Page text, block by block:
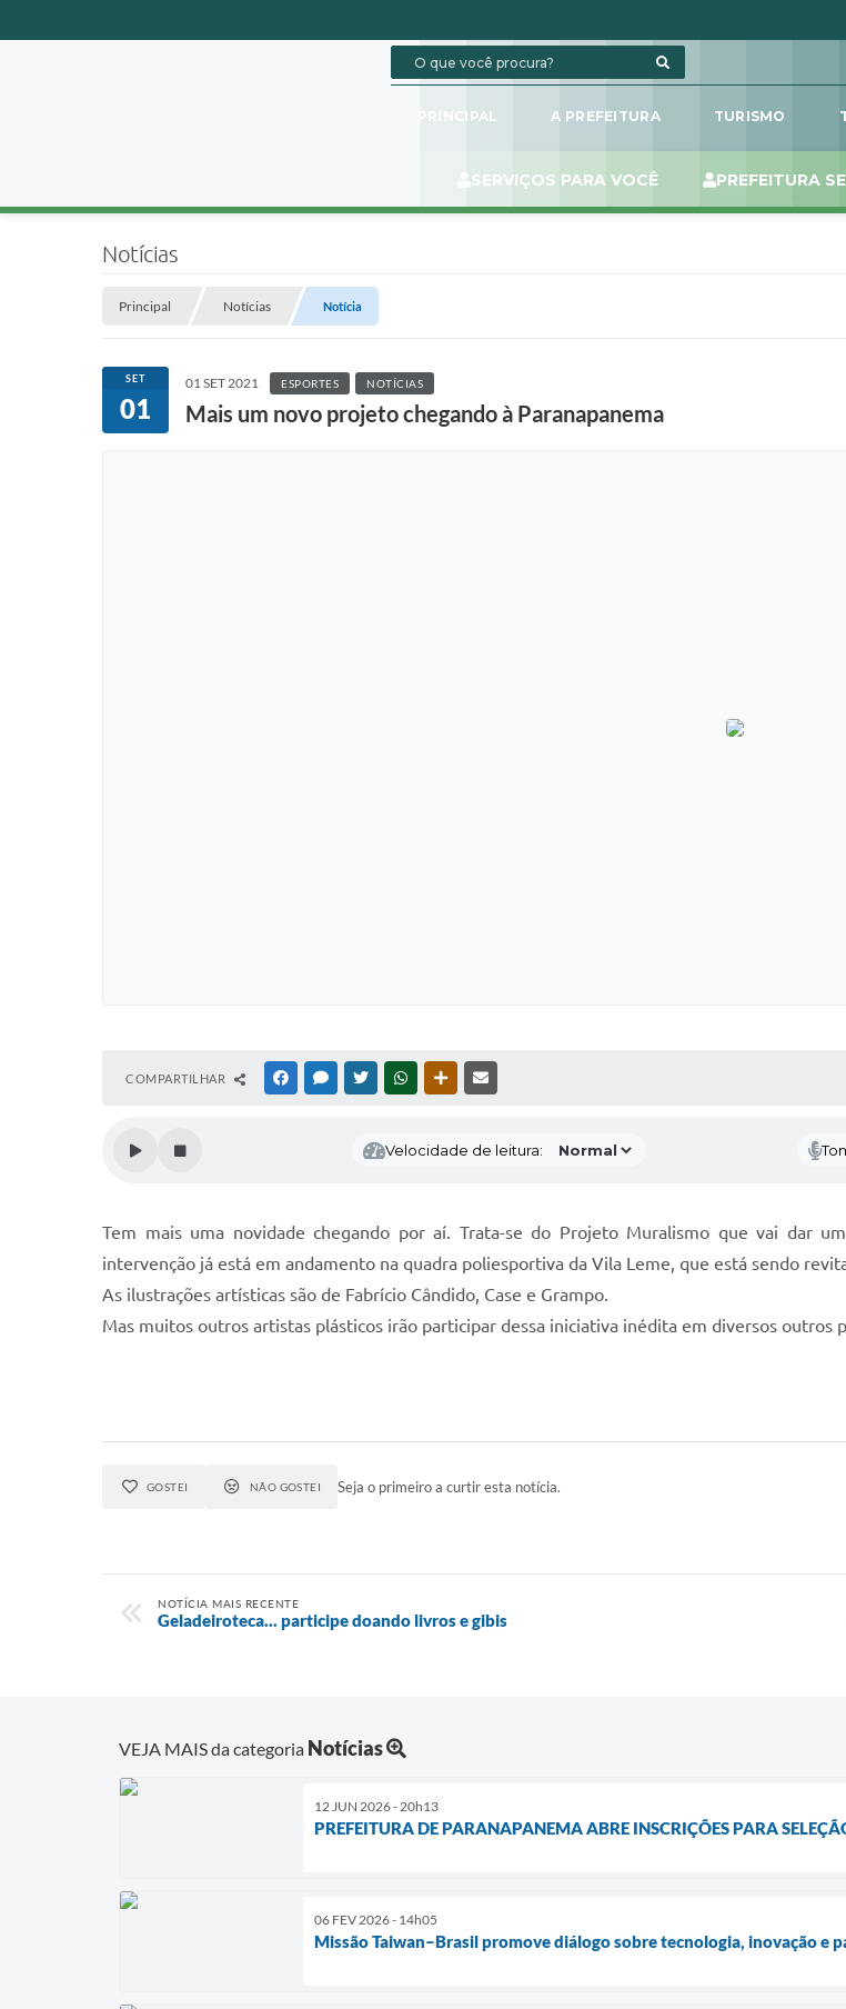
PRINCIPAL A PREFEITURA TURISMO
SERVIÇOS PARA VOCÊ PREFEITURA
Notícias
Principal Notícias Notícia
SET
01
01 SET 2021 ESPORTES NOTÍCIAS
Mais um novo projeto chegando à Paranapanema
COMPARTILHAR FACEBOOKMESSENGER
TWITTERWHATSAPPOUTRAS MÍDIAS
Velocidade de leitura:
Tem mais uma novidade chegando por aí. Trata-se do Projeto Muralismo que vai dar
intervenção já está em andamento na quadra poliesportiva da Vila Leme, que está sendo
As ilustrações artísticas são de Fabrício Cândido, Case e Grampo.
Mas muitos outros artistas plásticos irão participar dessa iniciativa inédita em diversos outros
GOSTEI NÃO GOSTEI Seja o primeiro a curtir esta notícia.
NOTÍCIA MAIS RECENTE
Geladeiroteca... participe doando livros e gibis
VEJA MAIS da categoria Notícias
12 JUN 2026 - 20h13
PREFEITURA DE PARANAPANEMA ABRE INSCRIÇÕES PARA
06 FEV 2026 - 14h05
Missão Taiwan–Brasil promove diálogo sobre tecnologia, inovação e